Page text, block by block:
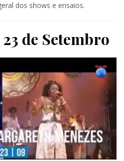
dos shows e ensaios.
de Setembro